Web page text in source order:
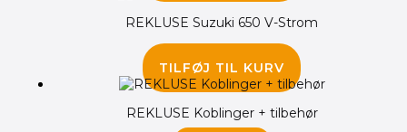
REKLUSE Suzuki 650 V-Strom
TILFØJ TIL KURV
REKLUSE Koblinger + tilbehør